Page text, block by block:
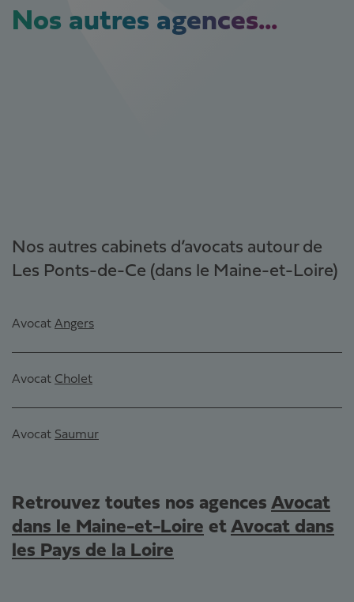
Nos autres agences...
Nos autres cabinets d’avocats autour de
Les Ponts-de-Ce (dans le Maine-et-Loire)
Avocat Angers
Avocat Cholet
Avocat Saumur
Retrouvez toutes nos agences Avocat
dans le Maine-et-Loire et Avocat dans
les Pays de la Loire